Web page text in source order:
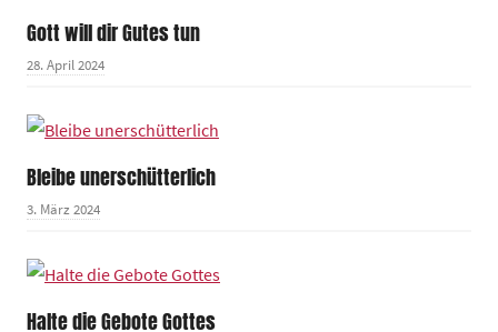
Gott will dir Gutes tun
28. April 2024
Bleibe unerschütterlich
3. März 2024
Halte die Gebote Gottes